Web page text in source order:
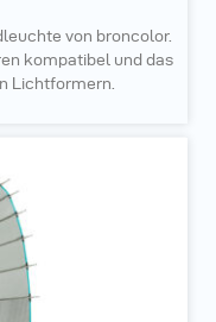
von broncolor.
kompatibel und das
Lichtformern.